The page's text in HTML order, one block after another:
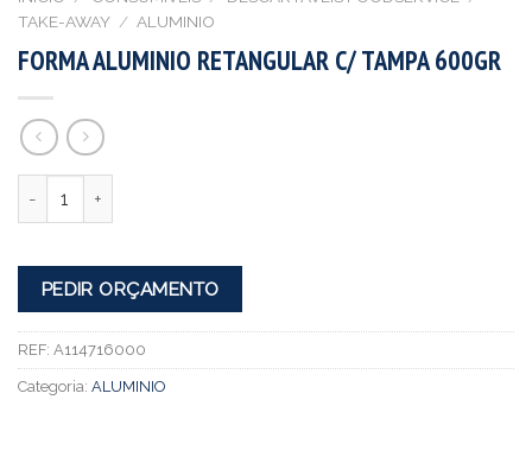
TAKE-AWAY / ALUMINIO
FORMA ALUMINIO RETANGULAR C/ TAMPA 600GR
PEDIR ORÇAMENTO
REF: A114716000
Categoria: ALUMINIO